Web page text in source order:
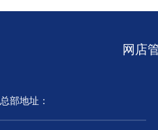
网店
总部地址：